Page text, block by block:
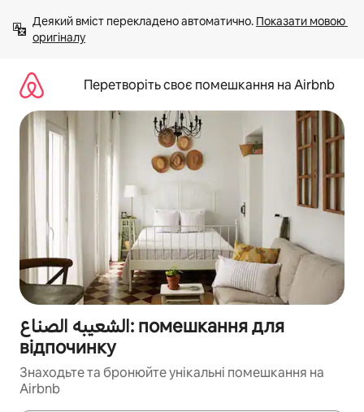
вмісту
Деякий вміст перекладено автоматично. Показати мовою
оригіналу
Перетворіть своє помешкання на Airbnb
الشعيبه الصناع: помешкання для
відпочинку
Знаходьте та бронюйте унікальні помешкання на
Airbnb